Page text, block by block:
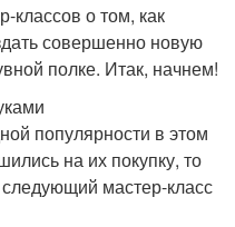
классов о том, как
совершенно новую
полке. Итак, начнем!
популярности в этом
на их покупку, то
мастер-класс